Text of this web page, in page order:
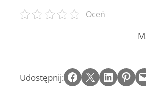
Oceń
Udostępnij: Share on Facebook Email this Page Share on LinkedIn Share on Pinterest Email this Page